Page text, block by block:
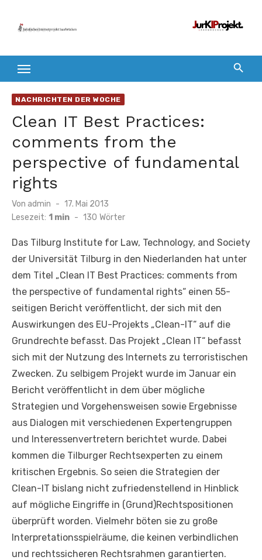
Inhalt
NACHRICHTEN DER WOCHE
Clean IT Best Practices:
comments from the
perspective of fundamental
rights
Von admin
Veröffentlicht
am
17. Mai 2013
Lesezeit: 1 min - 130 Wörter
Das Tilburg Institute for Law, Technology, and Society
der Universität Tilburg in den Niederlanden hat unter
dem Titel „Clean IT Best Practices: comments from
the perspective of fundamental rights“ einen 55-
seitigen Bericht veröffentlicht, der sich mit den
Auswirkungen des EU-Projekts „Clean-IT“ auf die
Grundrechte befasst. Das Projekt „Clean IT“ befasst
sich mit der Nutzung des Internets zu terroristischen
Zwecken. Zu selbigem Projekt wurde im Januar ein
Bericht veröffentlicht in dem über mögliche
Strategien und Vorgehensweisen sowie Ergebnisse
aus Dialogen mit verschiedenen Expertengruppen
und Interessenvertretern berichtet wurde. Dabei
kommen die Tilburger Rechtsexperten zu einem
kritischen Ergebnis. So seien die Strategien der
Clean-IT bislang nicht zufriedenstellend in Hinblick
auf mögliche Eingriffe in (Grund)Rechtspositionen
überprüft worden. Vielmehr böten sie zu große
Interpretationsspielräume, die keinen verbindlichen
und rechtssicheren Rechtsrahmen garantierten.